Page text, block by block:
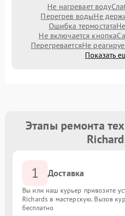
Не нагревает воду
Перегрев водыНе
Ошибка термостата
Не включается кнопка
ПерегреваетсяНе
Показать
Этапы ремонта
1 Доставка
Вы или наш курьер привозите
Richards в мастерскую. Вызов
бесплатно